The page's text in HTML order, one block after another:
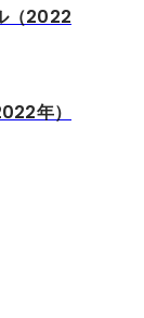
（2022
年）